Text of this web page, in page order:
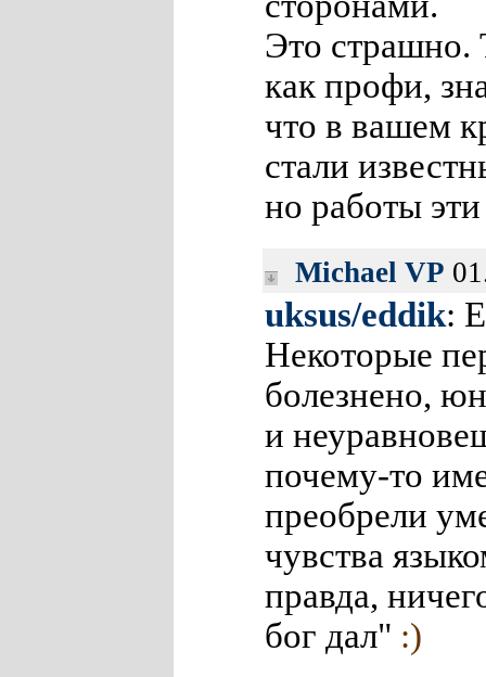
Это
как профи,
что в вашем
стали
но работы
Michael VP
uksus/eddik:
Некоторые
болезнено,
и
почему-то
преобрели
чувства
правда,
бог дал" :)